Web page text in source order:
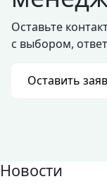
Оставьте
с выбором,
Оставить
Новости